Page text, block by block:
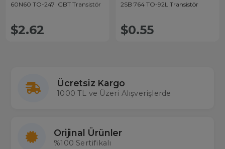
60N60 TO-247 IGBT Transistör
$2.62
2SB 764 TO-92L Transistör
$0.55
Ücretsiz Kargo
1000 TL ve Üzeri Alışverişlerde
Orijinal Ürünler
%100 Sertifikalı